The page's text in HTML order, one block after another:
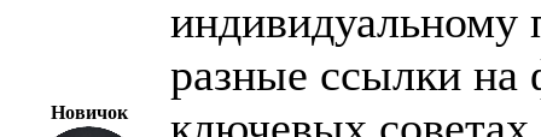
Новичок
разные ссылки на